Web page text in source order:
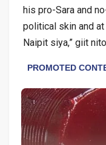
his pro-Sara and
political skin and
Naipit siya,” giit